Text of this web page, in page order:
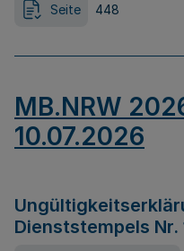
Seite 448
MB.NRW
10.07.2026
Dienststempels Nr.